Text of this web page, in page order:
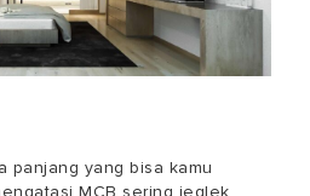
panjang yang bisa kamu